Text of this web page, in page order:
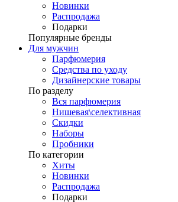
Новинки
Распродажа
Подарки
Популярные бренды
Для мужчин
Парфюмерия
Средства по уходу
Дизайнерские товары
По разделу
Вся парфюмерия
Нишевая\селективная
Скидки
Наборы
Пробники
По категории
Хиты
Новинки
Распродажа
Подарки